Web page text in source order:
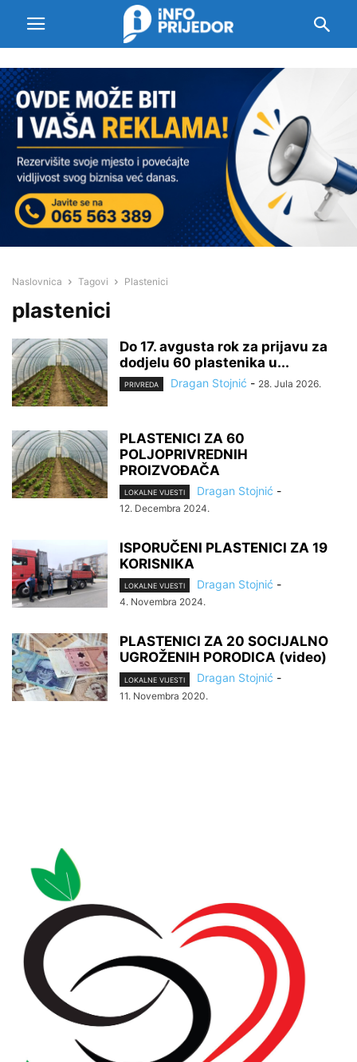
Naslovnica Tagovi Plastenici
plastenici
Do 17. avgusta rok za prijavu za
dodjelu 60 plastenika u...
PRIVREDA Dragan Stojnić - 28. Jula 2026.
PLASTENICI ZA 60
POLJOPRIVREDNIH
PROIZVOĐAČA
LOKALNE VIJESTI Dragan Stojnić -
12. Decembra 2024.
ISPORUČENI PLASTENICI ZA 19
KORISNIKA
LOKALNE VIJESTI Dragan Stojnić -
4. Novembra 2024.
PLASTENICI ZA 20 SOCIJALNO
UGROŽENIH PORODICA (video)
LOKALNE VIJESTI Dragan Stojnić -
11. Novembra 2020.